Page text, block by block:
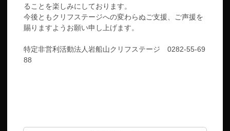
ることを楽しみにしております。
今後ともクリフステージへの変わらぬご支援、ご声援を
賜りますようお願い申し上げます。
特定非営利活動法人岩船山クリフステージ 0282-55-69
88